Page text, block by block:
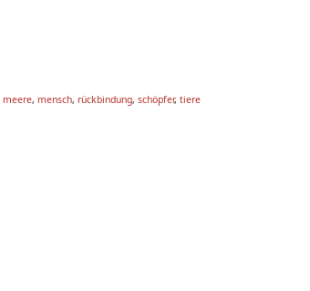
meere, mensch, rückbindung, schöpfer, tiere